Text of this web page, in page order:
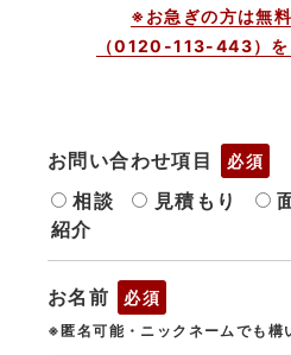
※お急ぎの方は無
（0120-113-443）を
お問い合わせ項目 必須
相談 見積もり
紹介
お名前 必須
※匿名可能・ニックネームでも構